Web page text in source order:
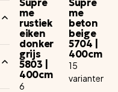
Supre
me
rustiek
eiken
donker
grijs
5803 |
400cm
6
Supre
me
beton
beige
5704 |
400cm
15
varianten
Pe
rs
oo
nli